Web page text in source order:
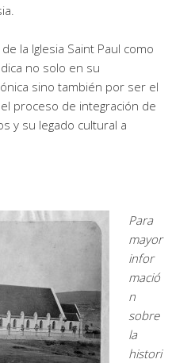
la Iglesia Saint Paul como
no solo en su
sino también por ser el
proceso de integración de
y su legado cultural a
Para
mayor
infor
mació
n
sobre
la
histori